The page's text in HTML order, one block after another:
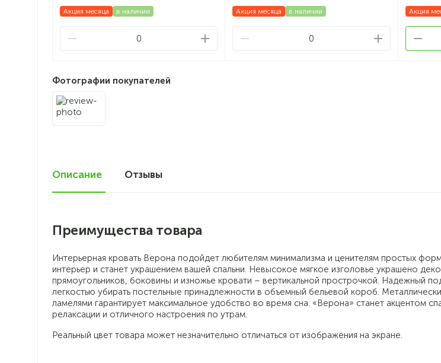
Акция месяца в наличии
0
Акция месяца в наличии
0
Акция
Фотографии покупателей
Описание Отзывы
Преимущества товара
Интерьерная кровать Верона подойдет любителям минимализма и ценителям простых
интерьер и станет украшением вашей спальни. Невысокое мягкое изголовье украшено
прямоугольников, боковины и изножье кровати – вертикальной прострочкой. Надежный
легкостью убирать постельные принадлежности в объемный бельевой короб.
ламелями гарантирует максимальное удобство во время сна. «Верона» станет акцентом
релаксации и отличного настроения по утрам.
Реальный цвет товара может незначительно отличаться от изображения на экране.